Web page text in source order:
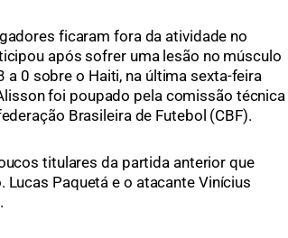
ficaram fora da atividade no
após sofrer uma lesão no músculo
0 sobre o Haiti, na última sexta-feira
foi poupado pela comissão técnica
Brasileira de Futebol (CBF).
titulares da partida anterior que
Paquetá e o atacante Vinícius